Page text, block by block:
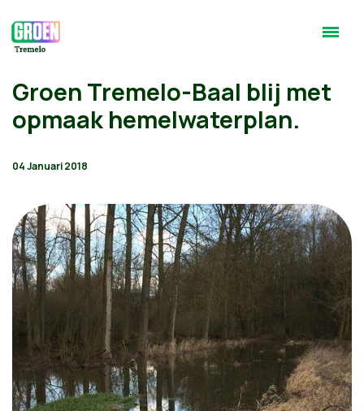
Groen Tremelo-Baal blij met
opmaak hemelwaterplan.
04 Januari 2018